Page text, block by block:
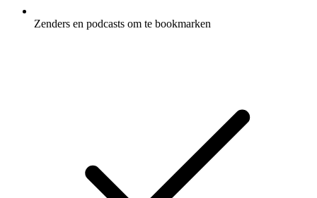
Zenders en podcasts om te bookmarken